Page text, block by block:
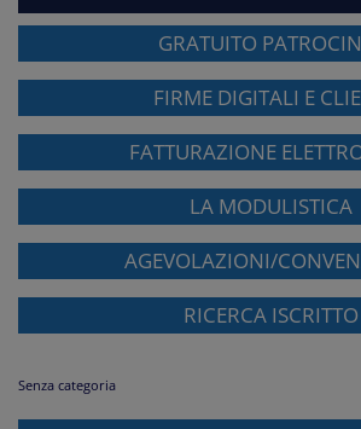
GRATUITO
FIRME DIGITALI E
FATTURAZIONE
LA MODULISTICA
AGEVOLAZIONI/
RICERCA ISCRITTO
Senza categoria